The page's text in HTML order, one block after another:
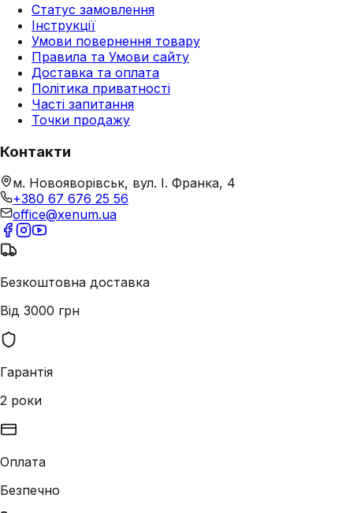
Статус замовлення
Інструкції
Умови повернення товару
Правила та Умови сайту
Доставка та оплата
Політика приватності
Часті запитання
Точки продажу
Контакти
м. Новояворівськ, вул. І. Франка, 4
+380 67 676 25 56
office@xenum.ua
Безкоштовна доставка
Від 3000 грн
Гарантія
2 роки
Оплата
Безпечно